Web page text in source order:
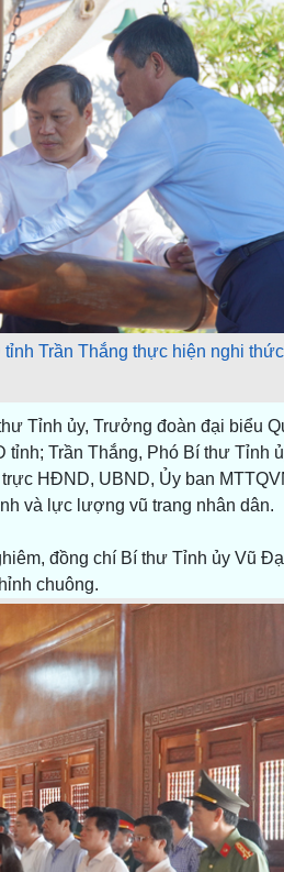
Trần Thắng thực hiện nghi
Tỉnh ủy, Trưởng đoàn đại biểu
Trần Thắng, Phó Bí thư Tỉnh
HĐND, UBND, Ủy ban
và lực lượng vũ trang nhân dân.
đồng chí Bí thư Tỉnh ủy Vũ
chuông.